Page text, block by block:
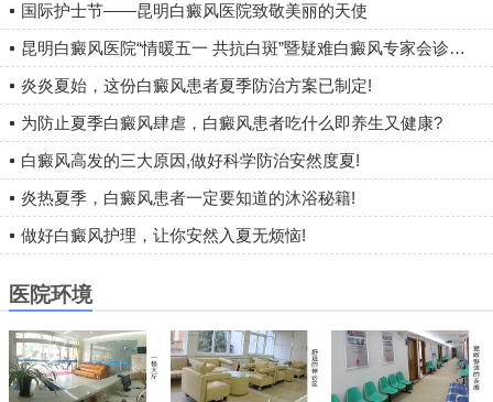
国际护士节——昆明白癜风医院致敬美丽的天使
昆明白癜风医院“情暖五一 共抗白斑”暨疑难白癜风专家会诊圆满落幕
炎炎夏始，这份白癜风患者夏季防治方案已制定!
为防止夏季白癜风肆虐，白癜风患者吃什么即养生又健康?
白癜风高发的三大原因,做好科学防治安然度夏!
炎热夏季，白癜风患者一定要知道的沐浴秘籍!
做好白癜风护理，让你安然入夏无烦恼!
医院环境